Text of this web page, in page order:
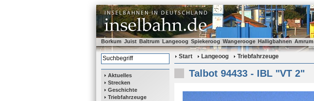
Borkum Juist Baltrum Langeoog Spiekeroog Wangerooge Halligbahnen Amrum
Aktuelles
Strecken
Geschichte
Triebfahrzeuge
Start Langeoog Triebfahrzeuge
Talbot 94433 - IBL "VT 2"